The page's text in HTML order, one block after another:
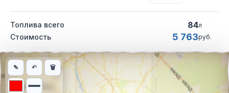
Топлива всего 84л
Стоимость 5 763руб.
Интерактивная карта автомобильного маршрута из города
✎ ↶ 🗑